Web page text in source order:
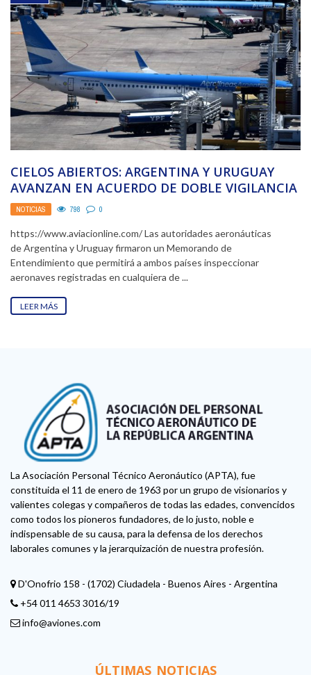
CIELOS ABIERTOS: ARGENTINA Y URUGUAY
AVANZAN EN ACUERDO DE DOBLE VIGILANCIA
NOTICIAS 798 0
https://www.aviacionline.com/ Las autoridades aeronáuticas
de Argentina y Uruguay firmaron un Memorando de
Entendimiento que permitirá a ambos países inspeccionar
aeronaves registradas en cualquiera de ...
LEER MÁS
La Asociación Personal Técnico Aeronáutico (APTA), fue
constituida el 11 de enero de 1963 por un grupo de visionarios y
valientes colegas y compañeros de todas las edades, convencidos
como todos los pioneros fundadores, de lo justo, noble e
indispensable de su causa, para la defensa de los derechos
laborales comunes y la jerarquización de nuestra profesión.
D'Onofrio 158 - (1702) Ciudadela - Buenos Aires - Argentina
+54 011 4653 3016/19
info@aviones.com
ÚLTIMAS NOTICIAS